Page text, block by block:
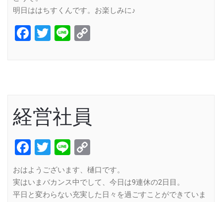
明日ははちすくんです。お楽しみに♪
Facebook
Twitter
Line
経営社員
Facebook
Twitter
Line
Link
おはようございます、樋口です。
実はいまバカンス中でして、今日は9連休の2日目。
平日と変わらない充実した日々を過ごすことができていま